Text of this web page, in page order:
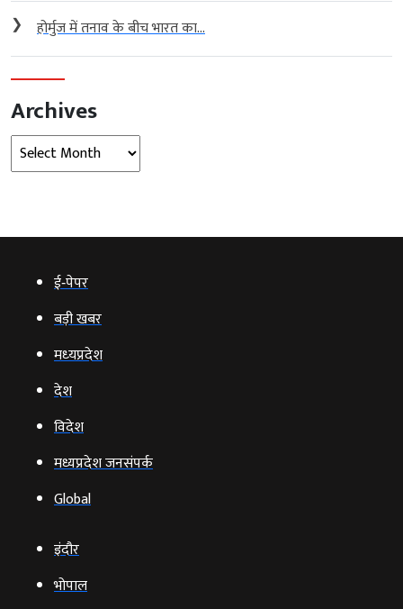
❯ होर्मुज में तनाव के बीच भारत का...
Archives
Archives
ई‑पेपर
बड़ी खबर
मध्‍यप्रदेश
देश
विदेश
मध्यप्रदेश जनसंपर्क
Global
इंदौर
भोपाल